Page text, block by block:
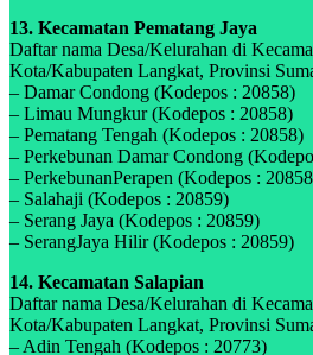
13. Kecamatan Pematang Jaya
Daftar nama Desa/Kelurahan di
Kota/Kabupaten Langkat, Provinsi
– Damar Condong (Kodepos : 20858)
– Limau Mungkur (Kodepos : 20858)
– Pematang Tengah (Kodepos : 20858)
– Perkebunan Damar Condong
– PerkebunanPerapen (Kodepos :
– Salahaji (Kodepos : 20859)
– Serang Jaya (Kodepos : 20859)
– SerangJaya Hilir (Kodepos : 20859)
14. Kecamatan Salapian
Daftar nama Desa/Kelurahan di
Kota/Kabupaten Langkat, Provinsi
– Adin Tengah (Kodepos : 20773)